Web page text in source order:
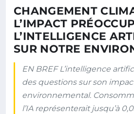
CHANGEMENT
L’IMPACT
L’INTELLIGENCE
SUR NOTRE
EN BREF L’intelligence
des questions sur son
environnemental.
l’IA représenterait jusqu’à